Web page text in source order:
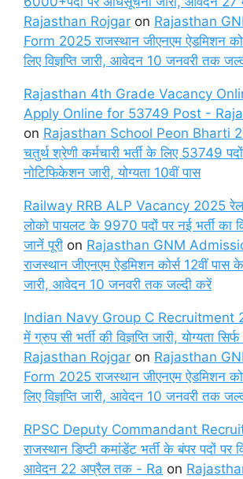
Rajasthan Rojgar on Rajasthan
Form 2025 राजस्थान जीएनएम ऐडमिशन
लिए विज्ञप्ति जारी, आवेदन 10 जनवरी तक
Rajasthan 4th Grade Vacancy
Apply Online for 53749 Post -
on Rajasthan School Peon Bharti
चतुर्थ श्रेणी कर्मचारी भर्ती के लिए 53749
नोटिफिकेशन जारी, योग्यता 10वीं पास
Railway RRB ALP Vacancy 2025
लोको पायलट के 9970 पदों पर नई भर्ती का
जानें पूरी on Rajasthan GNM
राजस्थान जीएनएम ऐडमिशन कोर्स 12वीं पास के
जारी, आवेदन 10 जनवरी तक जल्दी करें
Indian Navy Group C Recruitment
में ग्रुप सी भर्ती की विज्ञप्ति जारी, योग्यता
Rajasthan Rojgar on Rajasthan
Form 2025 राजस्थान जीएनएम ऐडमिशन
लिए विज्ञप्ति जारी, आवेदन 10 जनवरी तक
RPSC Deputy Commandant
राजस्थान डिप्टी कमांडेंट भर्ती के बंपर पदों पर
आवेदन 22 अप्रैल तक - Ra on